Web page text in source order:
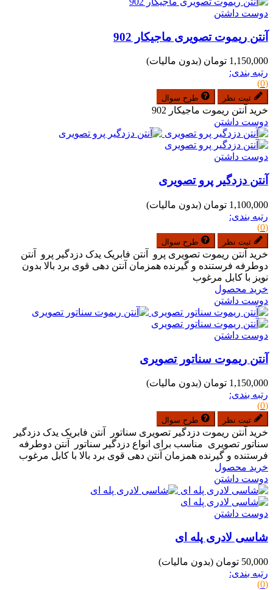
دوست داشتن
آنتن ریموت تصویری ماجیکار 902
1,150,000 تومان
(بدون مالیات)
رتبه بندی:
(0)
ثبت نظر طرح سوال
خرید آنتن ریموت ماجیکار 902
دوست داشتن
دوست داشتن
آنتن دزدگیر پرو تصویری
1,100,000 تومان
(بدون مالیات)
رتبه بندی:
(0)
ثبت نظر طرح سوال
خرید آنتن ریموت تصویری پرو آنتن فابریک یدک دزدگیر پرو آنتن
دوطرفه فرستنده و گیرنده همزمان آنتن دهی قوی برد بالا بدون
نویز با کابل مرغوب
خرید محصول
دوست داشتن
دوست داشتن
آنتن ریموت سناتور تصویری
1,150,000 تومان
(بدون مالیات)
رتبه بندی:
(0)
ثبت نظر طرح سوال
خرید آنتن ریموت دزدگیر تصویری سناتور آنتن فابریک یدک دزدگیر
سناتور تصویری مناسب برای انواع دزدگیر سناتور آنتن دوطرفه
فرستنده و گیرنده همزمان آنتن دهی قوی برد بالا با کابل مرغوب
خرید محصول
دوست داشتن
دوست داشتن
شاسی لادری پله ای
50,000 تومان
(بدون مالیات)
رتبه بندی:
(0)